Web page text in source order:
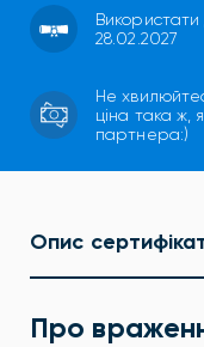
Використати
28.02.2027
Не
ціна така ж,
партнера:)
Опис
Про